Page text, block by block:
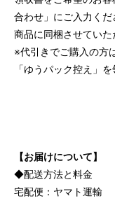
合わせ」にご入力くだ
商品に同梱させていた
※代引きでご購入の方
「ゆうパック控え」
【お届けについて】
◆配送方法と料金
宅配便：ヤマト運輸